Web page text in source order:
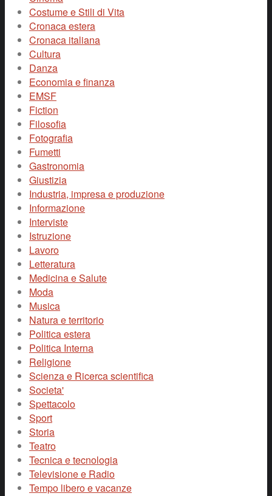
Costume e Stili di Vita
Cronaca estera
Cronaca italiana
Cultura
Danza
Economia e finanza
EMSF
Fiction
Filosofia
Fotografia
Fumetti
Gastronomia
Giustizia
Industria, impresa e produzione
Informazione
Interviste
Istruzione
Lavoro
Letteratura
Medicina e Salute
Moda
Musica
Natura e territorio
Politica estera
Politica Interna
Religione
Scienza e Ricerca scientifica
Societa'
Spettacolo
Sport
Storia
Teatro
Tecnica e tecnologia
Televisione e Radio
Tempo libero e vacanze